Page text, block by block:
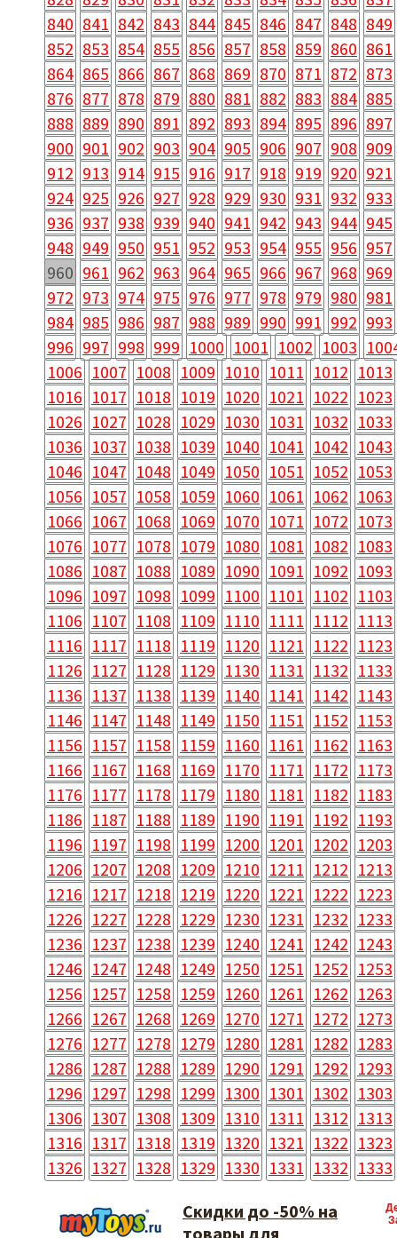
840 841 842 843 844 845 846 847 848 849
852 853 854 855 856 857 858 859 860 861
864 865 866 867 868 869 870 871 872 873
876 877 878 879 880 881 882 883 884 885
888 889 890 891 892 893 894 895 896 897
900 901 902 903 904 905 906 907 908 909
912 913 914 915 916 917 918 919 920 921
924 925 926 927 928 929 930 931 932 933
936 937 938 939 940 941 942 943 944 945
948 949 950 951 952 953 954 955 956 957
960 961 962 963 964 965 966 967 968 969
972 973 974 975 976 977 978 979 980 981
984 985 986 987 988 989 990 991 992 993
996 997 998 999 1000 1001 1002 1003
1006 1007 1008 1009 1010 1011 1012 1013
1016 1017 1018 1019 1020 1021 1022 1023
1026 1027 1028 1029 1030 1031 1032 1033
1036 1037 1038 1039 1040 1041 1042 1043
1046 1047 1048 1049 1050 1051 1052 1053
1056 1057 1058 1059 1060 1061 1062 1063
1066 1067 1068 1069 1070 1071 1072 1073
1076 1077 1078 1079 1080 1081 1082 1083
1086 1087 1088 1089 1090 1091 1092 1093
1096 1097 1098 1099 1100 1101 1102 1103
1106 1107 1108 1109 1110 1111 1112 1113
1116 1117 1118 1119 1120 1121 1122 1123
1126 1127 1128 1129 1130 1131 1132 1133
1136 1137 1138 1139 1140 1141 1142 1143
1146 1147 1148 1149 1150 1151 1152 1153
1156 1157 1158 1159 1160 1161 1162 1163
1166 1167 1168 1169 1170 1171 1172 1173
1176 1177 1178 1179 1180 1181 1182 1183
1186 1187 1188 1189 1190 1191 1192 1193
1196 1197 1198 1199 1200 1201 1202 1203
1206 1207 1208 1209 1210 1211 1212 1213
1216 1217 1218 1219 1220 1221 1222 1223
1226 1227 1228 1229 1230 1231 1232 1233
1236 1237 1238 1239 1240 1241 1242 1243
1246 1247 1248 1249 1250 1251 1252 1253
1256 1257 1258 1259 1260 1261 1262 1263
1266 1267 1268 1269 1270 1271 1272 1273
1276 1277 1278 1279 1280 1281 1282 1283
1286 1287 1288 1289 1290 1291 1292 1293
1296 1297 1298 1299 1300 1301 1302 1303
1306 1307 1308 1309 1310 1311 1312 1313
1316 1317 1318 1319 1320 1321 1322 1323
1326 1327 1328 1329 1330 1331 1332 1333
Скидки до -50% на
товары для